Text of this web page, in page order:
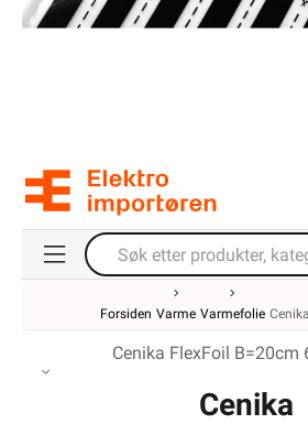
Forsiden Varme Varmefolie
Cenika FlexFoil B=20cm
Cenika